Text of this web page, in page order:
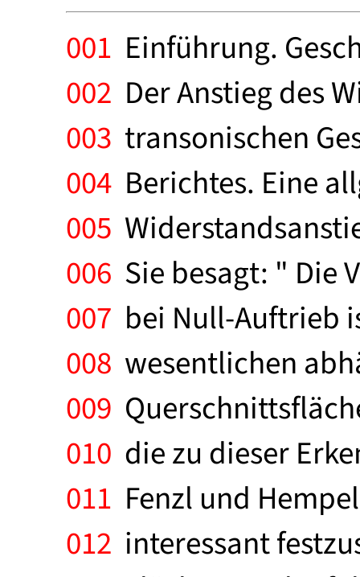
001 Einführung.
002 Der Anstieg des
003 transonischen
004 Berichtes. Eine
005
006 Sie besagt: " Die
007 bei Null-Auftrieb
008 wesentlichen
009
010 die zu dieser
011 Fenzl und
012 interessant